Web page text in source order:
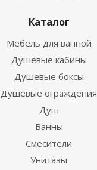
Каталог
Мебель для ванной
Душевые кабины
Душевые боксы
Душевые ограждения
Душ
Ванны
Смесители
Унитазы